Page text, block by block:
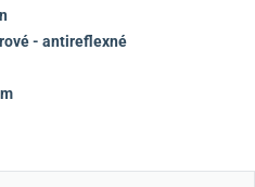
- antireflexné